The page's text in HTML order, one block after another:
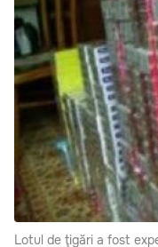
Lotul de ţigări a fost